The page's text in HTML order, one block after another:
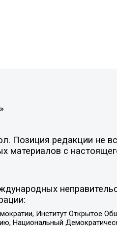
Позиция редакции не
материалов с
Институт Открытое
Национальный